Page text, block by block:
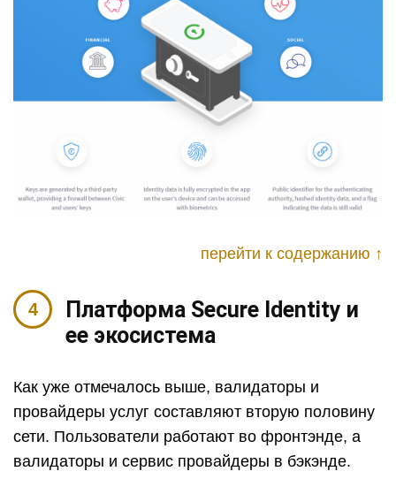
перейти к содержанию ↑
Платформа Secure Identity и
ее экосистема
Как уже отмечалось выше, валидаторы и
провайдеры услуг составляют вторую половину
сети. Пользователи работают во фронтэнде, а
валидаторы и сервис провайдеры в бэкэнде.